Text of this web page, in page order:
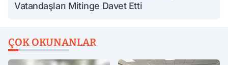
Vatandaşları Mitinge Davet Etti
ÇOK OKUNANLAR